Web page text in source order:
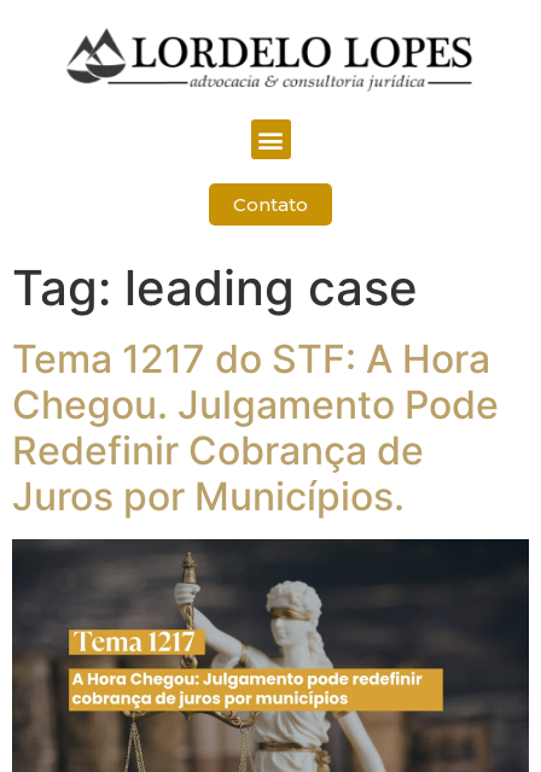
Contato
Tag: leading case
Tema 1217 do STF: A Hora
Chegou. Julgamento Pode
Redefinir Cobrança de
Juros por Municípios.